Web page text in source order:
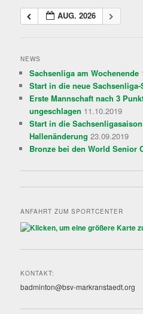
AUG. 2026
NEWS
Sachsenliga am Wochenende
Start in die neue Sachsenliga-
Erste Mannschaft nach 3
ungeschlagen 11.10.2019
Start in die Sachsenligasaison
Hallenänderung 23.09.2019
Bronze bei den World Senior
ANFAHRT ZUM SPORTCENTER
KONTAKT:
badminton@bsv-markranstaedt.org